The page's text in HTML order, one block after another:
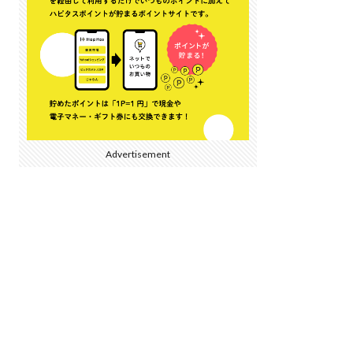
Advertisement